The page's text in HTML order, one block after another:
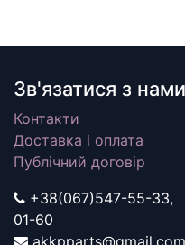
Зв'язатися з нами
Контакти
Доставка і оплата
Публічний договір
+38(067)547-
01-60
akkpparts@gmail.com